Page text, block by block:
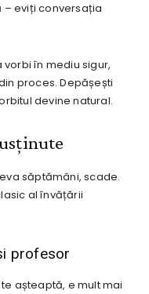
– eviți conversația
vorbi în mediu sigur,
proces. Depășești
devine natural.
săptămâni, scade.
al învățării
profesor
așteaptă, e mult mai